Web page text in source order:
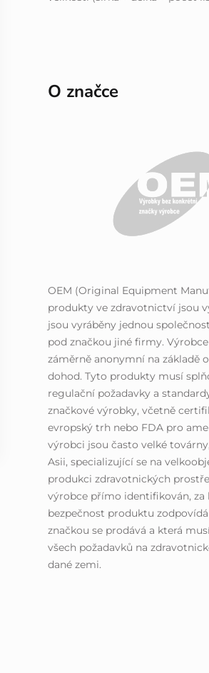
O značce
OEM (Original Equipment
produkty ve zdravotnictví jsou
jsou vyráběny jednou
pod značkou jiné firmy.
záměrně anonymní na základě
dohod. Tyto produkty musí
regulační požadavky a
značkové výrobky, včetně
evropský trh nebo FDA pro
výrobci jsou často velké
Asii, specializující se na
produkci zdravotnických
výrobce přímo identifikován, za
bezpečnost produktu
značkou se prodává a která
všech požadavků na
dané zemi.